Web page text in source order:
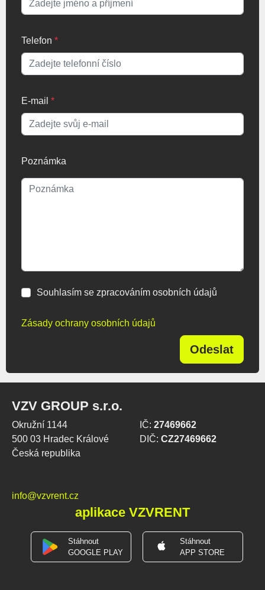
Telefon *
E-mail *
Poznámka
Souhlasím se zpracováním osobních údajů
Zásady ochrany osobních údajů
Odeslat
VZV GROUP s.r.o.
Okružní 1144
500 03 Hradec Králové
Česká republika
IČ: 27469662
DIČ: CZ27469662
info@vzvrent.cz
aplikace VZVRENT
Stáhnout
GOOGLE PLAY
Stáhnout
APP STORE